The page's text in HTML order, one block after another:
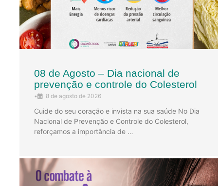
08 de Agosto – Dia nacional de
prevenção e controle do Colesterol
• 8 de agosto de 2026
Cuide do seu coração e invista na sua saúde No Dia
Nacional de Prevenção e Controle do Colesterol,
reforçamos a importância de …